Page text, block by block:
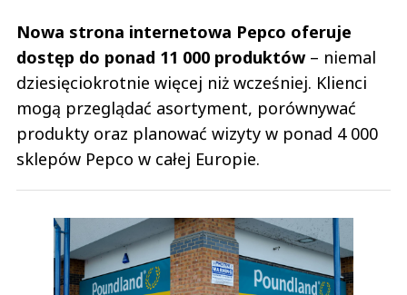
Nowa strona internetowa Pepco oferuje
dostęp do ponad 11 000 produktów– niemal
dziesięciokrotnie więcej niż wcześniej. Klienci
mogą przeglądać asortyment, porównywać
produkty oraz planować wizyty w ponad 4 000
sklepów Pepco w całej Europie.